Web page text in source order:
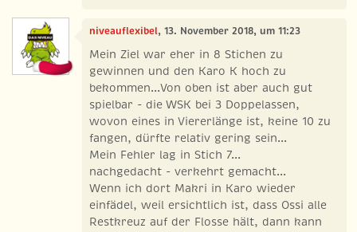
niveauflexibel, 13. November 2018, um 11:23
Mein Ziel war eher in 8 Stichen zu
gewinnen und den Karo K hoch zu
bekommen...Von oben ist aber auch gut
spielbar - die WSK bei 3 Doppelassen,
wovon eines in Viererlänge ist, keine 10 zu
fangen, dürfte relativ gering sein...
Mein Fehler lag in Stich 7...
nachgedacht - verkehrt gemacht...
Wenn ich dort Makri in Karo wieder
einfädel, weil ersichtlich ist, dass Ossi alle
Restkreuz auf der Flosse hält, dann kann